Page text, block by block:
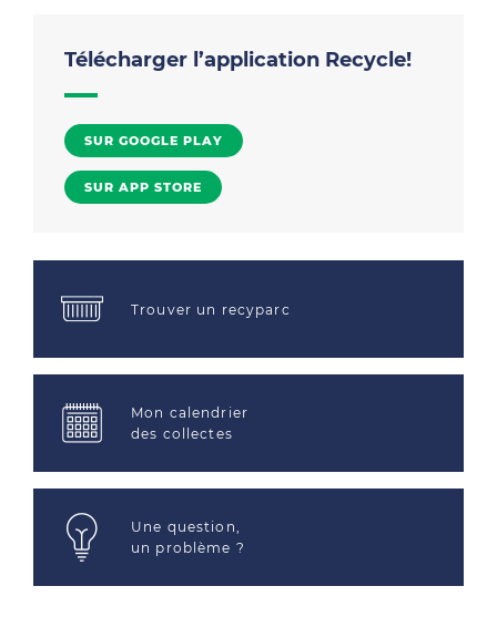
Télécharger l’application Recycle!
SUR GOOGLE PLAY
SUR APP STORE
Trouver un recyparc
Mon calendrier
des collectes
Une question,
un problème ?